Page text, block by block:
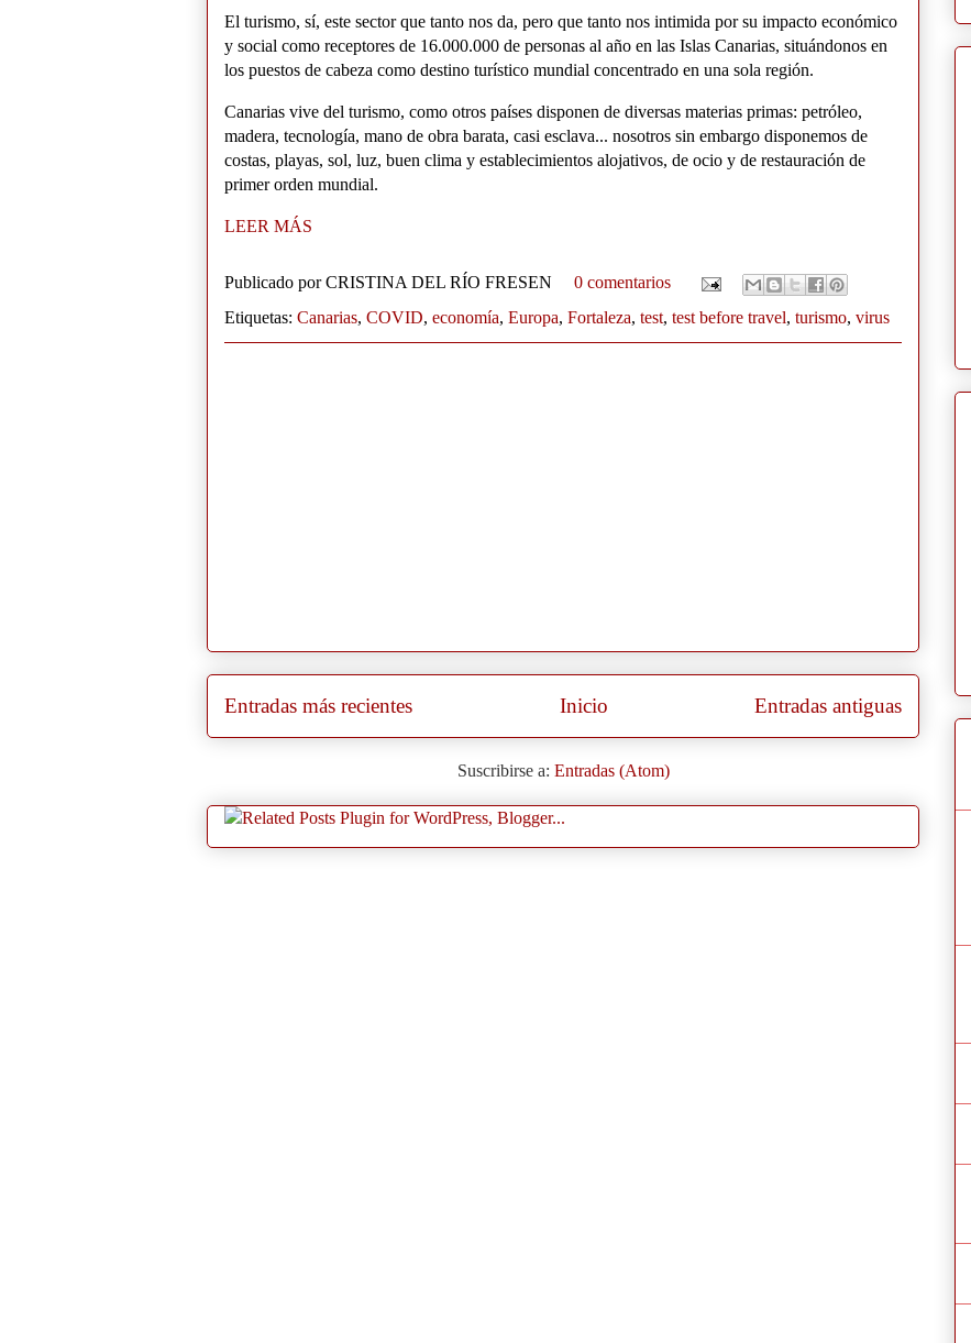
El turismo, sí, este sector que tanto nos da, pero que tanto nos intimida por su impacto económico
y social como receptores de 16.000.000 de personas al año en las Islas Canarias, situándonos en
los puestos de cabeza como destino turístico mundial concentrado en una sola región.
Canarias vive del turismo, como otros países disponen de diversas materias primas: petróleo,
madera, tecnología, mano de obra barata, casi esclava... nosotros sin embargo disponemos de
costas, playas, sol, luz, buen clima y establecimientos alojativos, de ocio y de restauración de
primer orden mundial.
LEER MÁS
Publicado porCRISTINA DEL RÍO FRESEN
0 comentarios
Etiquetas: Canarias, COVID, economía, Europa, Fortaleza, test, test before travel, turismo, virus
Entradas más recientes Entradas antiguas
Inicio
Suscribirse a: Entradas (Atom)